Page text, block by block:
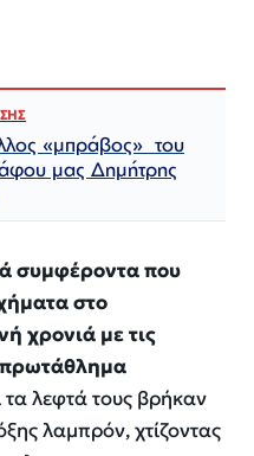
«μπράβος» του
μας Δημήτρης
συμφέροντα που
στο
χρονιά με τις
πρωτάθλημα
τα λεφτά τους βρήκαν
λαμπρόν, χτίζοντας